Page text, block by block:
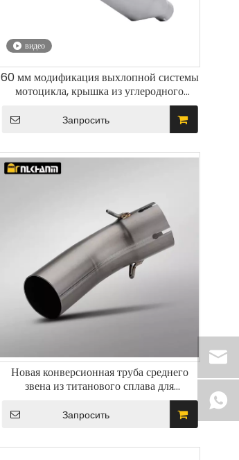
видео
60 мм модификация выхлопной системы
мотоцикла, крышка из углеродного
волокна, глушитель для BMW S1000R
S1000RR
Запросить
Новая конверсионная труба среднего
звена из титанового сплава для
выхлопной системы мотоцикла ZX4R,
состояние модификации, новые стальные
Запросить